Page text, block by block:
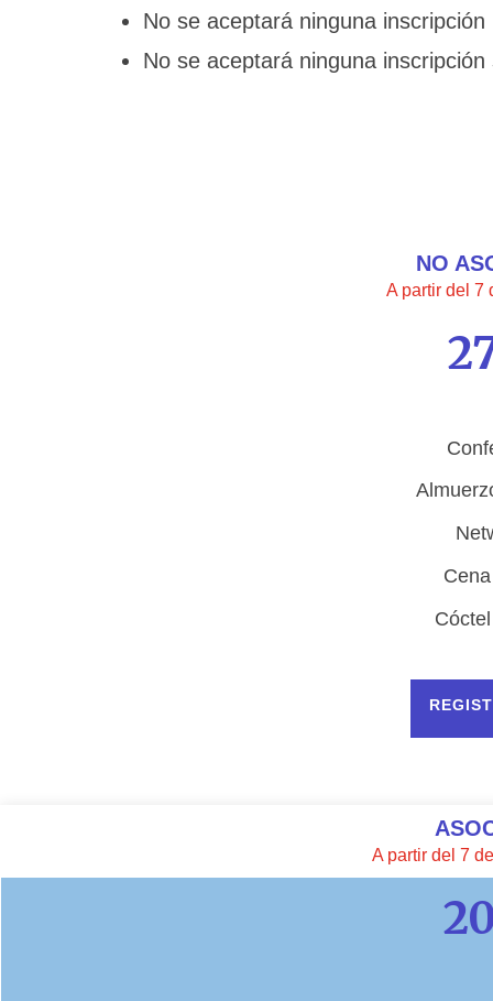
No se aceptará ninguna
No se aceptará ninguna
NO
A partir del 7
A partir del 7